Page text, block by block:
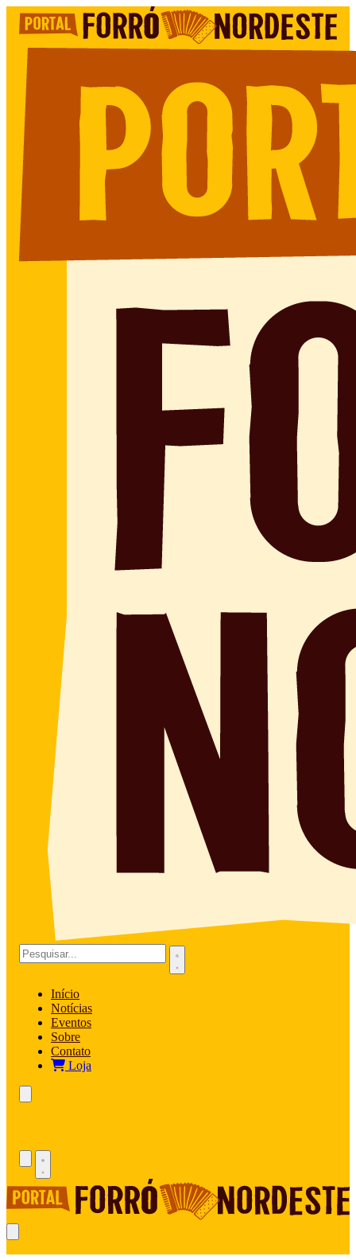
Início
Notícias
Eventos
Sobre
Contato
Loja